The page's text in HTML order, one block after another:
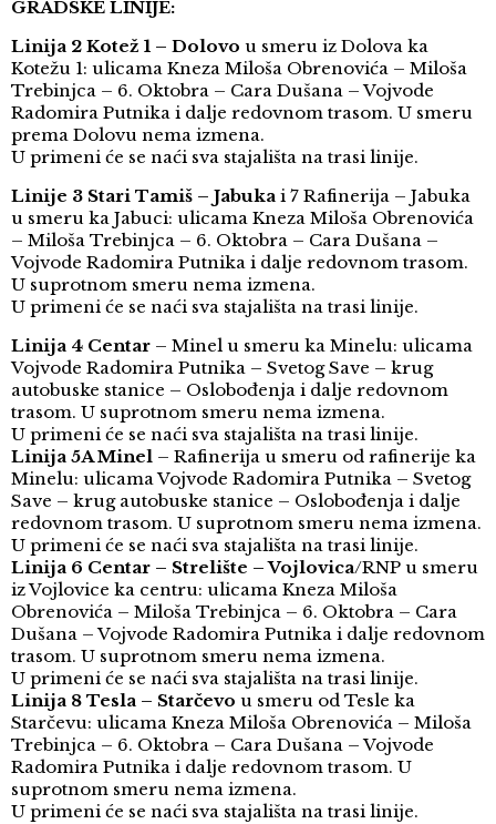
GRADSKE LINIJE:
Linija 2 Kotež 1 – Dolovo u smeru iz Dolova ka
Kotežu 1: ulicama Kneza Miloša Obrenovića – Miloša
Trebinjca – 6. Oktobra – Cara Dušana – Vojvode
Radomira Putnika i dalje redovnom trasom. U smeru
prema Dolovu nema izmena.
U primeni će se naći sva stajališta na trasi linije.
Linije 3 Stari Tamiš – Jabuka i 7 Rafinerija – Jabuka
u smeru ka Jabuci: ulicama Kneza Miloša Obrenovića
– Miloša Trebinjca – 6. Oktobra – Cara Dušana –
Vojvode Radomira Putnika i dalje redovnom trasom.
U suprotnom smeru nema izmena.
U primeni će se naći sva stajališta na trasi linije.
Linija 4 Centar – Minel u smeru ka Minelu: ulicama
Vojvode Radomira Putnika – Svetog Save – krug
autobuske stanice – Oslobođenja i dalje redovnom
trasom. U suprotnom smeru nema izmena.
U primeni će se naći sva stajališta na trasi linije.
Linija 5A Minel – Rafinerija u smeru od rafinerije ka
Minelu: ulicama Vojvode Radomira Putnika – Svetog
Save – krug autobuske stanice – Oslobođenja i dalje
redovnom trasom. U suprotnom smeru nema izmena.
U primeni će se naći sva stajališta na trasi linije.
Linija 6 Centar – Strelište – Vojlovica/RNP u smeru
iz Vojlovice ka centru: ulicama Kneza Miloša
Obrenovića – Miloša Trebinjca – 6. Oktobra – Cara
Dušana – Vojvode Radomira Putnika i dalje redovnom
trasom. U suprotnom smeru nema izmena.
U primeni će se naći sva stajališta na trasi linije.
Linija 8 Tesla – Starčevo u smeru od Tesle ka
Starčevu: ulicama Kneza Miloša Obrenovića – Miloša
Trebinjca – 6. Oktobra – Cara Dušana – Vojvode
Radomira Putnika i dalje redovnom trasom. U
suprotnom smeru nema izmena.
U primeni će se naći sva stajališta na trasi linije.